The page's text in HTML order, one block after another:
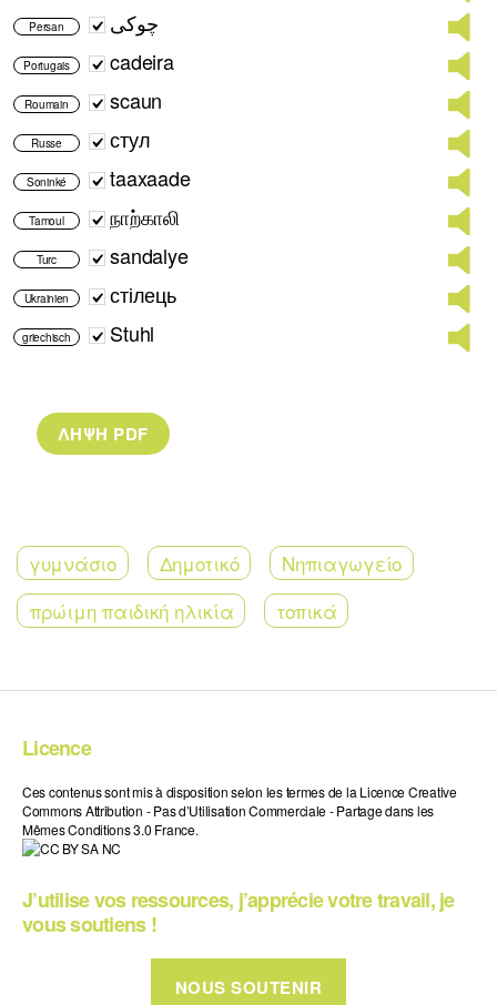
Persan چوکی
Portugais cadeira
Roumain scaun
Russe стул
Soninké taaxaade
Tamoul நாற்காலி
Turc sandalye
Ukrainien стілець
griechisch Stuhl
γυμνάσιο Δημοτικό
Νηπιαγωγείο
πρώιμη παιδική ηλικία
τοπικά
Licence
Ces contenus sont mis à disposition selon les termes de la Licence Creative
Commons Attribution - Pas d’Utilisation Commerciale - Partage dans les
Mêmes Conditions 3.0 France.
J’utilise vos ressources, j’apprécie votre travail, je
vous soutiens !
NOUS SOUTENIR